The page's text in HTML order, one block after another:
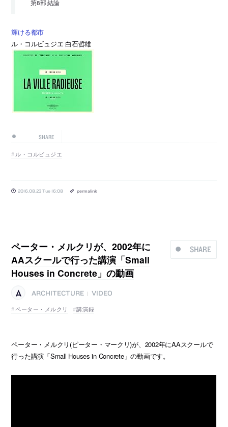
第8部 結論
輝ける都市
ル・コルビュジエ 白石哲雄
SHARE
ル・コルビュジエ
2016.08.23 Tue 16:08 permalink
SHARE
ペーター・メルクリが、2002年に
AAスクールで行った講演「Small
Houses in Concrete」の動画
ARCHITECTURE
VIDEO
ペーター・メルクリ
講演録
ペーター・メルクリ(ピーター・マークリ)が、2002年にAAスクールで
行った講演「Small Houses in Concrete」の動画です。